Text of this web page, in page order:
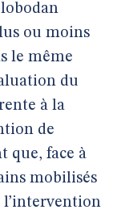
ou moins
le même
du
à la
de
que, face à
mobilisés
l’intervention